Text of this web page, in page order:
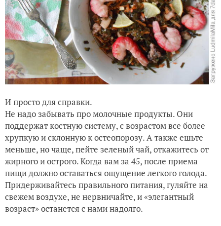
И просто для справки.
Не надо забывать про молочные продукты. Они
поддержат костную систему, с возрастом все более
хрупкую и склонную к остеопорозу. А также ешьте
меньше, но чаще, пейте зеленый чай, откажитесь от
жирного и острого. Когда вам за 45, после приема
пищи должно оставаться ощущение легкого голода.
Придерживайтесь правильного питания, гуляйте на
свежем воздухе, не нервничайте, и «элегантный
возраст» останется с нами надолго.